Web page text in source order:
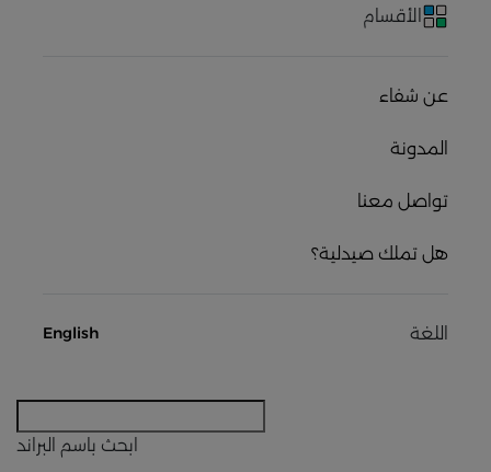
الأقسام
عن شفاء
المدونة
تواصل معنا
هل تملك صيدلية؟
اللغة English
ابحث باسم البراند